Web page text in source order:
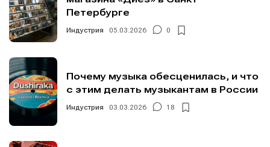
Петербурге
Индустрия 05.03.2026 0
Почему музыка обесценилась, и что
с этим делать музыкантам в России
Индустрия 03.03.2026 18